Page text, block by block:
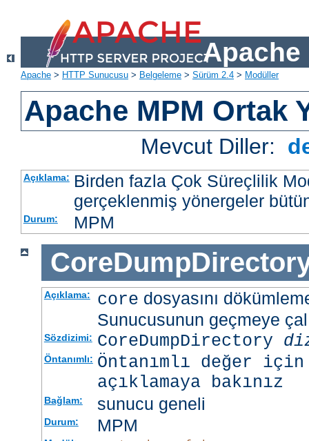
Apache
Apache > HTTP Sunucusu > Belgeleme > Sürüm 2.4 > Modüller
Apache MPM Ortak
Mevcut Diller:
Açıklama: Birden fazla Çok Süreçlilik
gerçeklenmiş yönergeler
Durum: MPM
Açıklama: core dosyasını
Sunucusunun geçmeye
Sözdizimi: CoreDumpDirectory
Öntanımlı: Öntanımlı değer
açıklamaya bakınız
Bağlam: sunucu geneli
Durum: MPM